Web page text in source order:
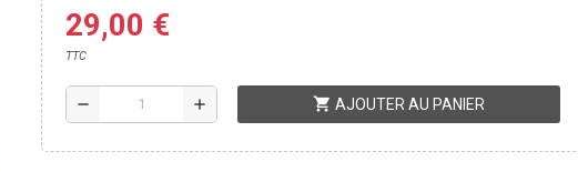
29,00 €
TTC
remove add shopping_cart AJOUTER AU PANIER